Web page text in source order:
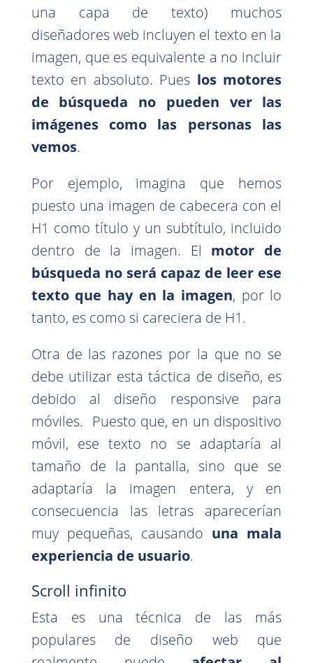
una capa de texto) muchos
diseñadores web incluyen el texto en la
imagen, que es equivalente a no incluir
texto en absoluto. Pues los motores
de búsqueda no pueden ver las
imágenes como las personas las
vemos.
Por ejemplo, imagina que hemos
puesto una imagen de cabecera con el
H1 como título y un subtítulo, incluido
dentro de la imagen. El motor de
búsqueda no será capaz de leer ese
texto que hay en la imagen, por lo
tanto, es como si careciera de H1.
Otra de las razones por la que no se
debe utilizar esta táctica de diseño, es
debido al diseño responsive para
móviles. Puesto que, en un dispositivo
móvil, ese texto no se adaptaría al
tamaño de la pantalla, sino que se
adaptaría la imagen entera, y en
consecuencia las letras aparecerían
muy pequeñas, causando una mala
experiencia de usuario.
Scroll infinito
Esta es una técnica de las más
populares de diseño web que